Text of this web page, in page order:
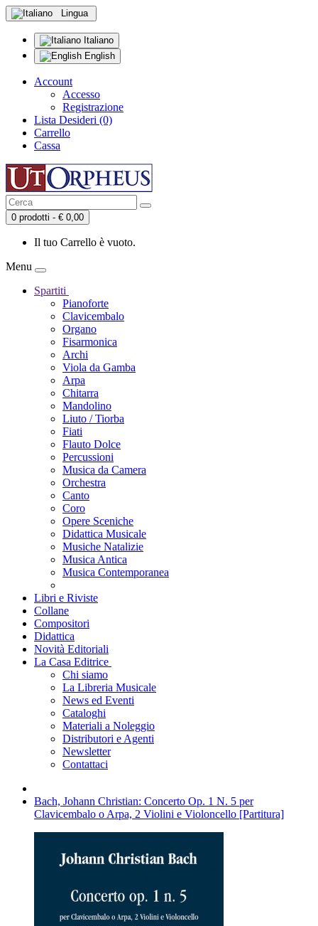
Lingua
Italiano
English
Account
Accesso
Registrazione
Lista Desideri (0)
Carrello
Cassa
0 prodotti - € 0,00
Il tuo Carrello è vuoto.
Menu
Spartiti
Pianoforte
Clavicembalo
Organo
Fisarmonica
Archi
Viola da Gamba
Arpa
Chitarra
Mandolino
Liuto / Tiorba
Fiati
Flauto Dolce
Percussioni
Musica da Camera
Orchestra
Canto
Coro
Opere Sceniche
Didattica Musicale
Musiche Natalizie
Musica Antica
Musica Contemporanea
Libri e Riviste
Collane
Compositori
Didattica
Novità Editoriali
La Casa Editrice
Chi siamo
La Libreria Musicale
News ed Eventi
Cataloghi
Materiali a Noleggio
Distributori e Agenti
Newsletter
Contattaci
Bach, Johann Christian: Concerto Op. 1 N. 5 per
Clavicembalo o Arpa, 2 Violini e Violoncello [Partitura]